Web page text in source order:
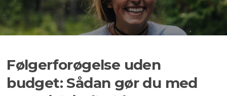
Følgerforøgelse uden
budget: Sådan gør du med